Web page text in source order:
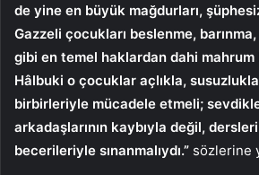
de yine en büyük mağdurları,
Gazzeli çocukları beslenme,
gibi en temel haklardan dahi mahrum
Hâlbuki o çocuklar açlıkla,
birbirleriyle mücadele etmeli;
arkadaşlarının kaybıyla değil,
becerileriyle sınanmalıydı.” sözlerine